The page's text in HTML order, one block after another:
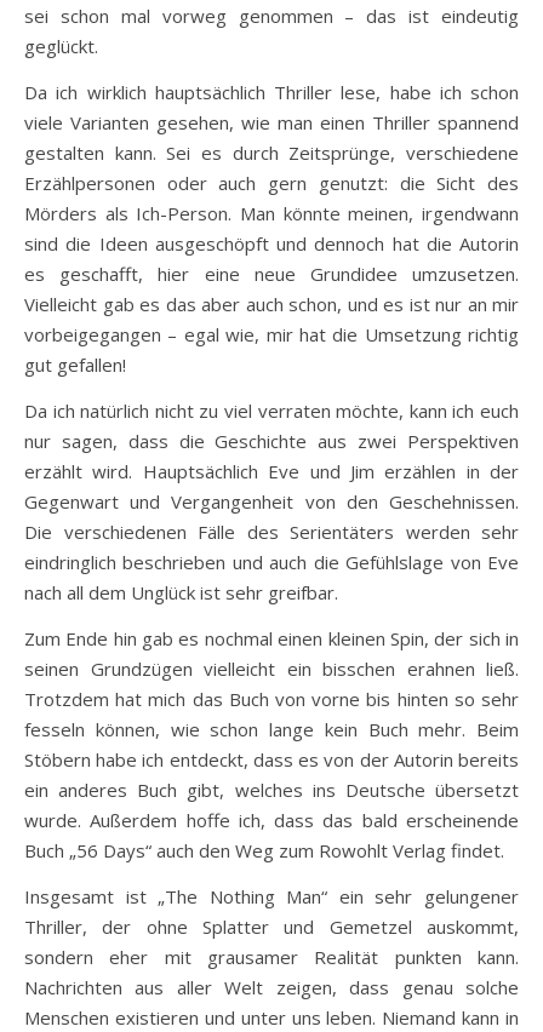
sei schon mal vorweg genommen – das ist eindeutig
geglückt.
Da ich wirklich hauptsächlich Thriller lese, habe ich schon
viele Varianten gesehen, wie man einen Thriller spannend
gestalten kann. Sei es durch Zeitsprünge, verschiedene
Erzählpersonen oder auch gern genutzt: die Sicht des
Mörders als Ich-Person. Man könnte meinen, irgendwann
sind die Ideen ausgeschöpft und dennoch hat die Autorin
es geschafft, hier eine neue Grundidee umzusetzen.
Vielleicht gab es das aber auch schon, und es ist nur an mir
vorbeigegangen – egal wie, mir hat die Umsetzung richtig
gut gefallen!
Da ich natürlich nicht zu viel verraten möchte, kann ich euch
nur sagen, dass die Geschichte aus zwei Perspektiven
erzählt wird. Hauptsächlich Eve und Jim erzählen in der
Gegenwart und Vergangenheit von den Geschehnissen.
Die verschiedenen Fälle des Serientäters werden sehr
eindringlich beschrieben und auch die Gefühlslage von Eve
nach all dem Unglück ist sehr greifbar.
Zum Ende hin gab es nochmal einen kleinen Spin, der sich in
seinen Grundzügen vielleicht ein bisschen erahnen ließ.
Trotzdem hat mich das Buch von vorne bis hinten so sehr
fesseln können, wie schon lange kein Buch mehr. Beim
Stöbern habe ich entdeckt, dass es von der Autorin bereits
ein anderes Buch gibt, welches ins Deutsche übersetzt
wurde. Außerdem hoffe ich, dass das bald erscheinende
Buch „56 Days“ auch den Weg zum Rowohlt Verlag findet.
Insgesamt ist „The Nothing Man“ ein sehr gelungener
Thriller, der ohne Splatter und Gemetzel auskommt,
sondern eher mit grausamer Realität punkten kann.
Nachrichten aus aller Welt zeigen, dass genau solche
Menschen existieren und unter uns leben. Niemand kann in